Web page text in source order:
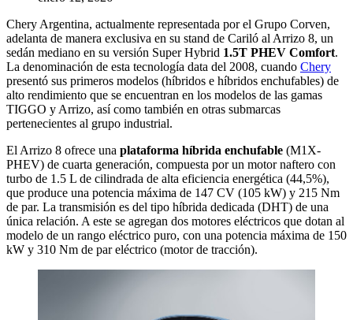
Chery Argentina, actualmente representada por el Grupo Corven,
adelanta de manera exclusiva en su stand de Cariló al Arrizo 8, un
sedán mediano en su versión Super Hybrid 1.5T PHEV Comfort.
La denominación de esta tecnología data del 2008, cuando Chery
presentó sus primeros modelos (híbridos e híbridos enchufables) de
alto rendimiento que se encuentran en los modelos de las gamas
TIGGO y Arrizo, así como también en otras submarcas
pertenecientes al grupo industrial.
El Arrizo 8 ofrece una plataforma híbrida enchufable (M1X-
PHEV) de cuarta generación, compuesta por un motor naftero con
turbo de 1.5 L de cilindrada de alta eficiencia energética (44,5%),
que produce una potencia máxima de 147 CV (105 kW) y 215 Nm
de par. La transmisión es del tipo híbrida dedicada (DHT) de una
única relación. A este se agregan dos motores eléctricos que dotan al
modelo de un rango eléctrico puro, con una potencia máxima de 150
kW y 310 Nm de par eléctrico (motor de tracción).